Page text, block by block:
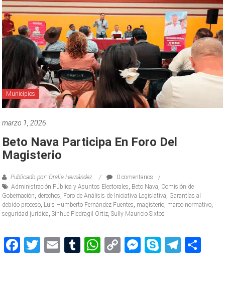
Municipios
marzo 1, 2026
Beto Nava Participa En Foro Del
Magisterio
Publicado por: Oralia Hernández
0 comentarios
Administración Pública y Asuntos Electorales Beto Nava Comisión de
Gobernación derechos Foro de Análisis de Iniciativa Legislativa Garantías al
debido proceso Luis Humberto Fernández Fuentes magisterio marco normativo
seguridad jurídica ,Sinhué Piedragil Ortiz ,Sully Mauricio Sixtos
Facebook
Twitter
EmailTumblr
WhatsApp
CopyMessenger
Skype